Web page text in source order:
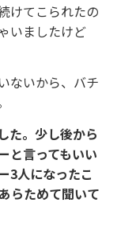
けてこられたの
いましたけど
ないから、バチ
た。少し後から
と言ってもいい
3人になったこ
らためて聞いて